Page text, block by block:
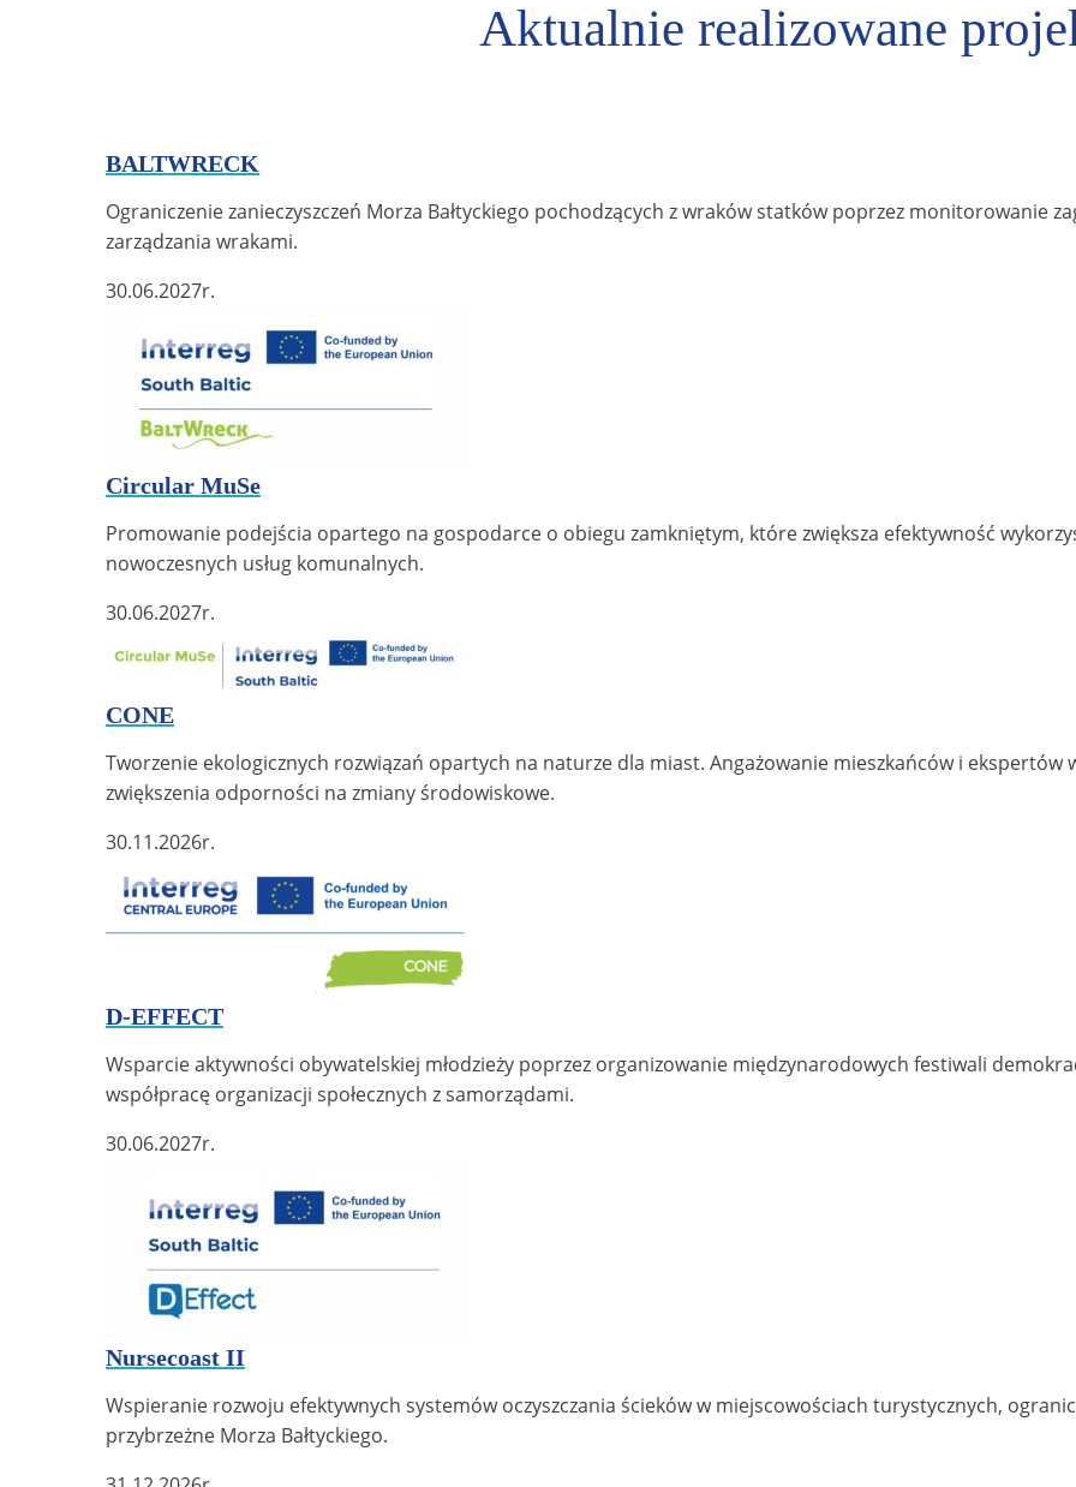
Aktualnie realizowane
BALTWRECK
Ograniczenie zanieczyszczeń Morza Bałtyckiego pochodzących z wraków statków poprzez monitorowanie
zarządzania wrakami.
30.06.2027r.
Circular MuSe
Promowanie podejścia opartego na gospodarce o obiegu zamkniętym, które zwiększa efektywność
nowoczesnych usług komunalnych.
30.06.2027r.
CONE
Tworzenie ekologicznych rozwiązań opartych na naturze dla miast. Angażowanie mieszkańców i ekspertów
zwiększenia odporności na zmiany środowiskowe.
30.11.2026r.
D-EFFECT
Wsparcie aktywności obywatelskiej młodzieży poprzez organizowanie międzynarodowych festiwali
współpracę organizacji społecznych z samorządami.
30.06.2027r.
Nursecoast II
Wspieranie rozwoju efektywnych systemów oczyszczania ścieków w miejscowościach turystycznych,
przybrzeżne Morza Bałtyckiego.